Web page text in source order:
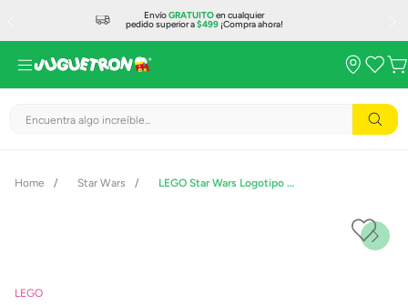
EnvíoGRATUITOen cualquier
pedido superior a$499¡Compra ahora!
Encuentra algo increíble...
Star Wars LEGO Star Wars Logotipo de Star Wars™ para Construir 75407
LEGO